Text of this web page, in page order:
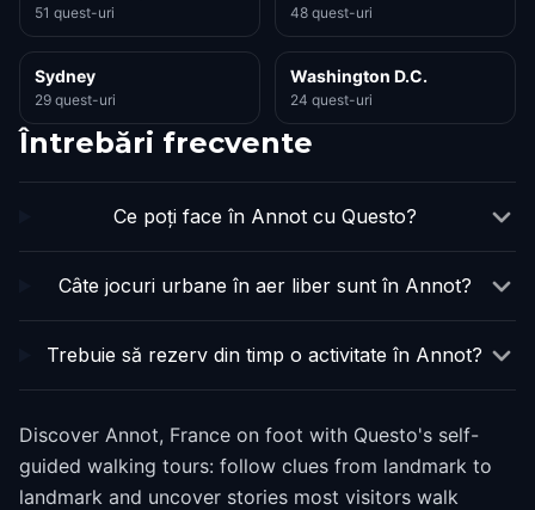
51 quest-uri 48 quest-uri
Sydney
29 quest-uri
Washington D.C.
24 quest-uri
Întrebări frecvente
Ce poți face în Annot cu Questo?
Câte jocuri urbane în aer liber sunt în Annot?
Trebuie să rezerv din timp o activitate în Annot?
Discover Annot, France on foot with Questo's self-
guided walking tours: follow clues from landmark to
landmark and uncover stories most visitors walk